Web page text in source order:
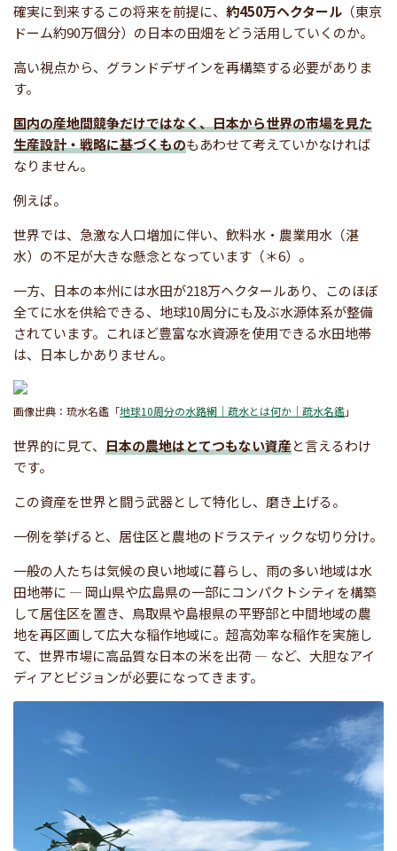
確実に到来するこの将来を前提に、 約450万ヘクタール （東京
ドーム約90万個分）の日本の田畑をどう活用していくのか。
高い視点から、グランドデザインを再構築する必要がありま
す。
国内の産地間競争だけではなく、日本から世界の市場を見た
生産設計・戦略に基づくものもあわせて考えていかなければ
なりません。
例えば。
世界では、急激な人口増加に伴い、飲料水・農業用水（湛
水）の不足が大きな懸念となっています（＊6）。
一方、日本の本州には水田が218万ヘクタールあり、このほぼ
全てに水を供給できる、地球10周分にも及ぶ水源体系が整備
されています。これほど豊富な水資源を使用できる水田地帯
は、日本しかありません。
画像出典：琉水名鑑「地球10周分の水路網｜疏水とは何か｜疏水名鑑」
世界的に見て、 日本の農地はとてつもない資産と言えるわけ
です。
この資産を世界と闘う武器として特化し、磨き上げる。
一例を挙げると、居住区と農地のドラスティックな切り分け。
一般の人たちは気候の良い地域に暮らし、雨の多い地域は水
田地帯に — 岡山県や広島県の一部にコンパクトシティを構築
して居住区を置き、鳥取県や島根県の平野部と中間地域の農
地を再区画して広大な稲作地域に。超高効率な稲作を実施し
て、世界市場に高品質な日本の米を出荷 — など、大胆なアイ
ディアとビジョンが必要になってきます。